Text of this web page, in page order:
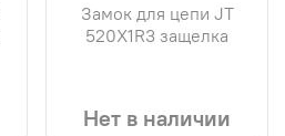
Замок для цепи JT
520X1R3 защелка
Нет в наличии